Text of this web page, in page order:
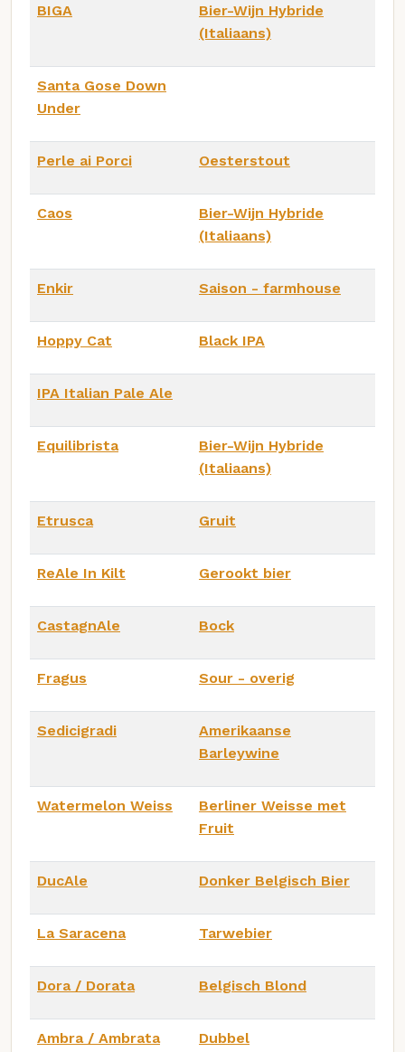
BIGA
Bier-Wijn Hybride
(Italiaans)
Santa Gose Down
Under
Perle ai Porci Oesterstout
Caos
Bier-Wijn Hybride
(Italiaans)
Enkir Saison - farmhouse
Hoppy Cat Black IPA
IPA Italian Pale Ale
Equilibrista
Bier-Wijn Hybride
(Italiaans)
Etrusca Gruit
ReAle In Kilt Gerookt bier
CastagnAle Bock
Fragus Sour - overig
Sedicigradi
Amerikaanse
Barleywine
Watermelon Weiss
Berliner Weisse met
Fruit
DucAle Donker Belgisch Bier
La Saracena Tarwebier
Dora / Dorata Belgisch Blond
Ambra / Ambrata Dubbel